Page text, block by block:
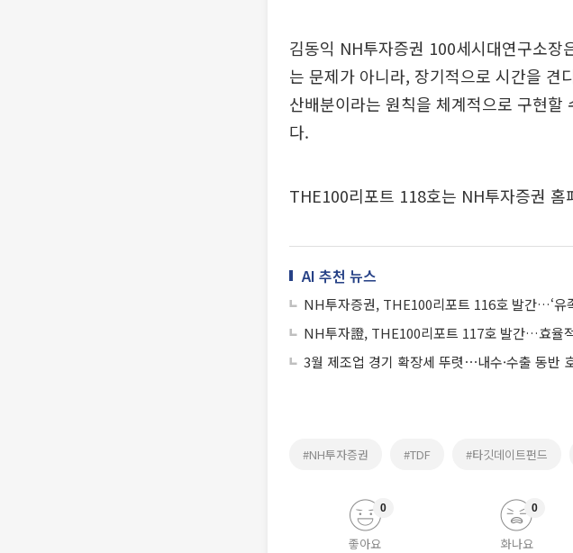
김동익 NH투자증권 100세시대연구소장
는 문제가 아니라, 장기적으로 시간을 견
산배분이라는 원칙을 체계적으로 구현
다.
THE100리포트 118호는 NH투자증권
AI 추천 뉴스
NH투자증권, THE100리포트 116호 발간…‘유
NH투자證, THE100리포트 117호 발간…효율
3월 제조업 경기 확장세 뚜렷⋯내수·수출 동반
#NH투자증권 #TDF #타깃데이트펀드
좋아요
0
화나요
0